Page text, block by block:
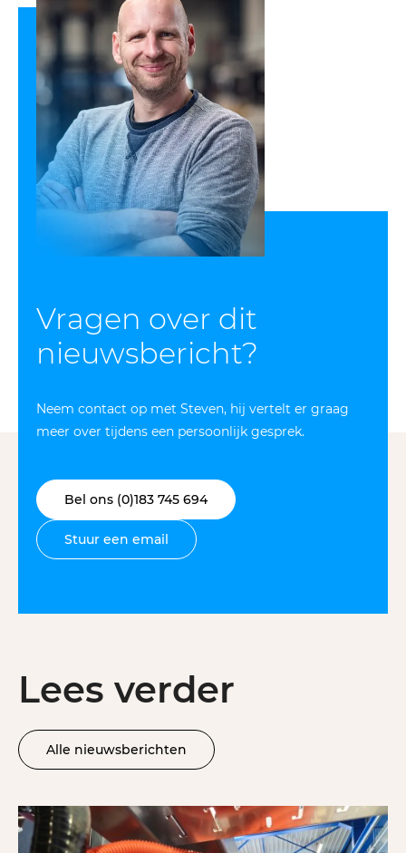
Vragen over dit
nieuws­bericht?
Neem contact op met Steven, hij vertelt er graag
meer over tijdens een persoonlijk gesprek.
Bel ons (0)183 745 694
Stuur een email
Lees verder
Alle nieuwsberichten